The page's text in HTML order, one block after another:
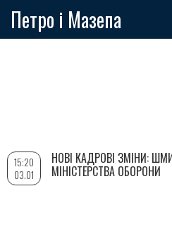
Петро і Мазепа
15:20
03.01
НОВІ КАДРОВІ ЗМІНИ:
МІНІСТЕРСТВА ОБОРОНИ